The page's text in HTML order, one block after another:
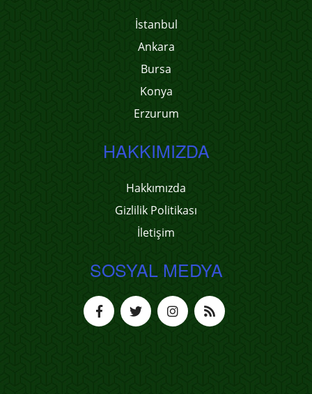
İstanbul
Ankara
Bursa
Konya
Erzurum
HAKKIMIZDA
Hakkımızda
Gizlilik Politikası
İletişim
SOSYAL MEDYA